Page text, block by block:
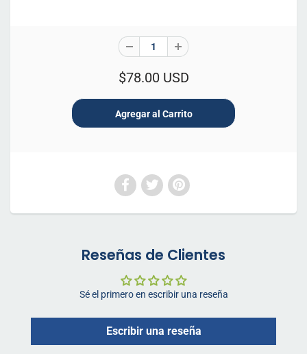
$78.00 USD
Reseñas de Clientes
Sé el primero en escribir una reseña
Escribir una reseña